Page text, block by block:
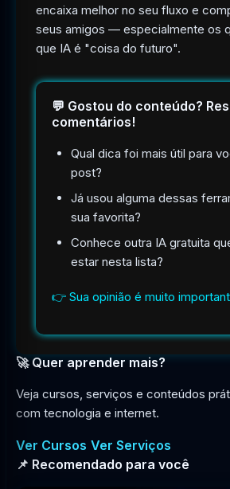
encaixa melhor no seu fluxo e
seus amigos — especialmente os
que IA é "coisa do futuro".
💬 Gostou do conteúdo?
comentários!
Qual dica foi mais útil para
post?
Já usou alguma dessas
sua favorita?
Conhece outra IA gratuita
estar nesta lista?
👉 Sua opinião é muito
🚀 Quer aprender mais?
Veja cursos, serviços e conteúdos
com tecnologia e internet.
Ver Cursos Ver Serviços
📌 Recomendado para você